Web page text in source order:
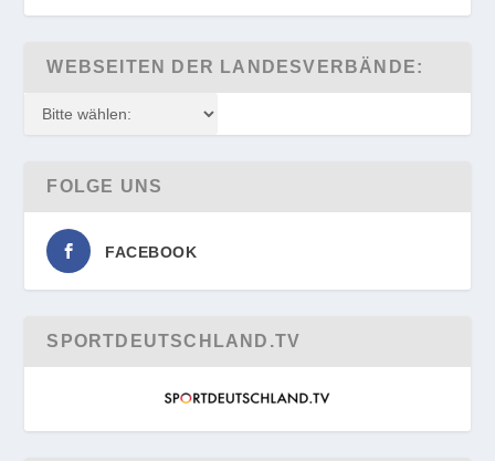
WEBSEITEN DER LANDESVERBÄNDE:
FOLGE UNS
FACEBOOK
SPORTDEUTSCHLAND.TV